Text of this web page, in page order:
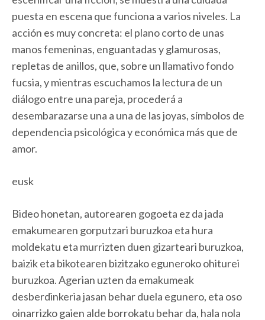
puesta en escena que funciona a varios niveles. La
acción es muy concreta: el plano corto de unas
manos femeninas, enguantadas y glamurosas,
repletas de anillos, que, sobre un llamativo fondo
fucsia, y mientras escuchamos la lectura de un
diálogo entre una pareja, procederá a
desembarazarse una a una de las joyas, símbolos de
dependencia psicológica y económica más que de
amor.
eusk
Bideo honetan, autorearen gogoeta ez da jada
emakumearen gorputzari buruzkoa eta hura
moldekatu eta murrizten duen gizarteari buruzkoa,
baizik eta bikotearen bizitzako eguneroko ohiturei
buruzkoa. Agerian uzten da emakumeak
desberdinkeria jasan behar duela egunero, eta oso
oinarrizko gaien alde borrokatu behar da, hala nola